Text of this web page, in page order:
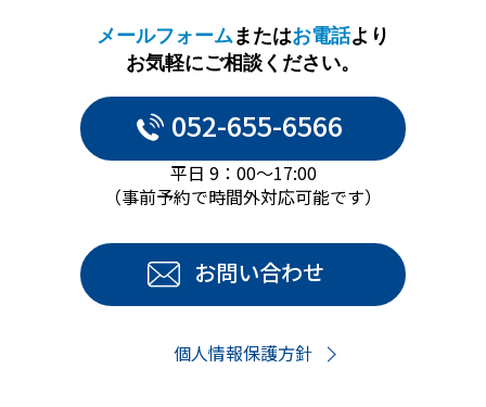
メールフォームまたはお電話より
お気軽にご相談ください。
052-655-6566
平日 9：00～17:00
（事前予約で時間外対応可能です）
お問い合わせ
個人情報保護方針